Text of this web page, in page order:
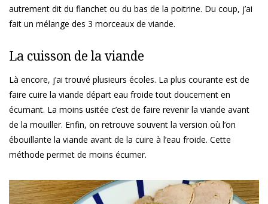
autrement dit du flanchet ou du bas de la poitrine. Du coup, j’ai
fait un mélange des 3 morceaux de viande.
La cuisson de la viande
Là encore, j’ai trouvé plusieurs écoles. La plus courante est de
faire cuire la viande départ eau froide tout doucement en
écumant. La moins usitée c’est de faire revenir la viande avant
de la mouiller. Enfin, on retrouve souvent la version où l’on
ébouillante la viande avant de la cuire à l’eau froide. Cette
méthode permet de moins écumer.